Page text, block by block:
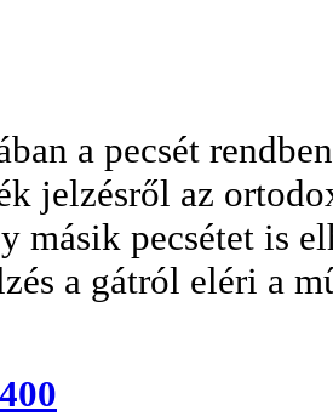
a pecsét
jelzésről az
másik pecsétet is
a gátról eléri a